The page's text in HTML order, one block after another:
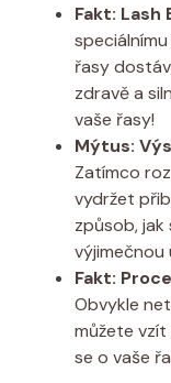
Fakt:
řasy
zdravě a
vaše řasy!
Mýtus:
Zatímco
vydržet
způsob,
výjimečnou
Fakt:
Obvykle
můžete
se o vaše